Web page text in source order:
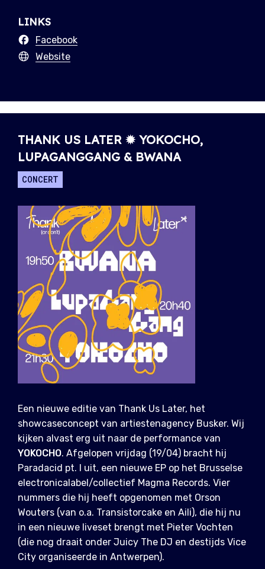
LINKS
Facebook
Website
THANK US LATER ✹ YOKOCHO,
LUPAGANGGANG & BWANA
CONCERT
Een nieuwe editie van Thank Us Later, het
showcaseconcept van artiestenagency Busker. Wij
kijken alvast erg uit naar de performance van
YOKOCHO. Afgelopen vrijdag (19/04) bracht hij
Paradacid pt. I uit, een nieuwe EP op het Brusselse
electronicalabel/collectief Magma Records. Vier
nummers die hij heeft opgenomen met Orson
Wouters (van o.a. Transistorcake en Aili), die hij nu
in een nieuwe liveset brengt met Pieter Vochten
(die nog draait onder Juicy The DJ en destijds Vice
City organiseerde in Antwerpen).